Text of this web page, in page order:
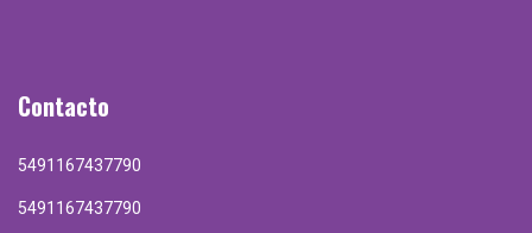
Contacto
5491167437790
5491167437790